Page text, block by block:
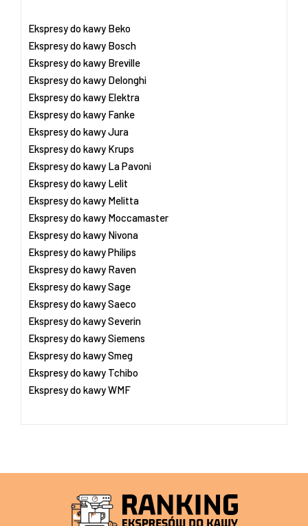
Ekspresy do kawy Beko
Ekspresy do kawy Bosch
Ekspresy do kawy Breville
Ekspresy do kawy Delonghi
Ekspresy do kawy Elektra
Ekspresy do kawy Fanke
Ekspresy do kawy Jura
Ekspresy do kawy Krups
Ekspresy do kawy La Pavoni
Ekspresy do kawy Lelit
Ekspresy do kawy Melitta
Ekspresy do kawy Moccamaster
Ekspresy do kawy Nivona
Ekspresy do kawy Philips
Ekspresy do kawy Raven
Ekspresy do kawy Sage
Ekspresy do kawy Saeco
Ekspresy do kawy Severin
Ekspresy do kawy Siemens
Ekspresy do kawy Smeg
Ekspresy do kawy Tchibo
Ekspresy do kawy WMF